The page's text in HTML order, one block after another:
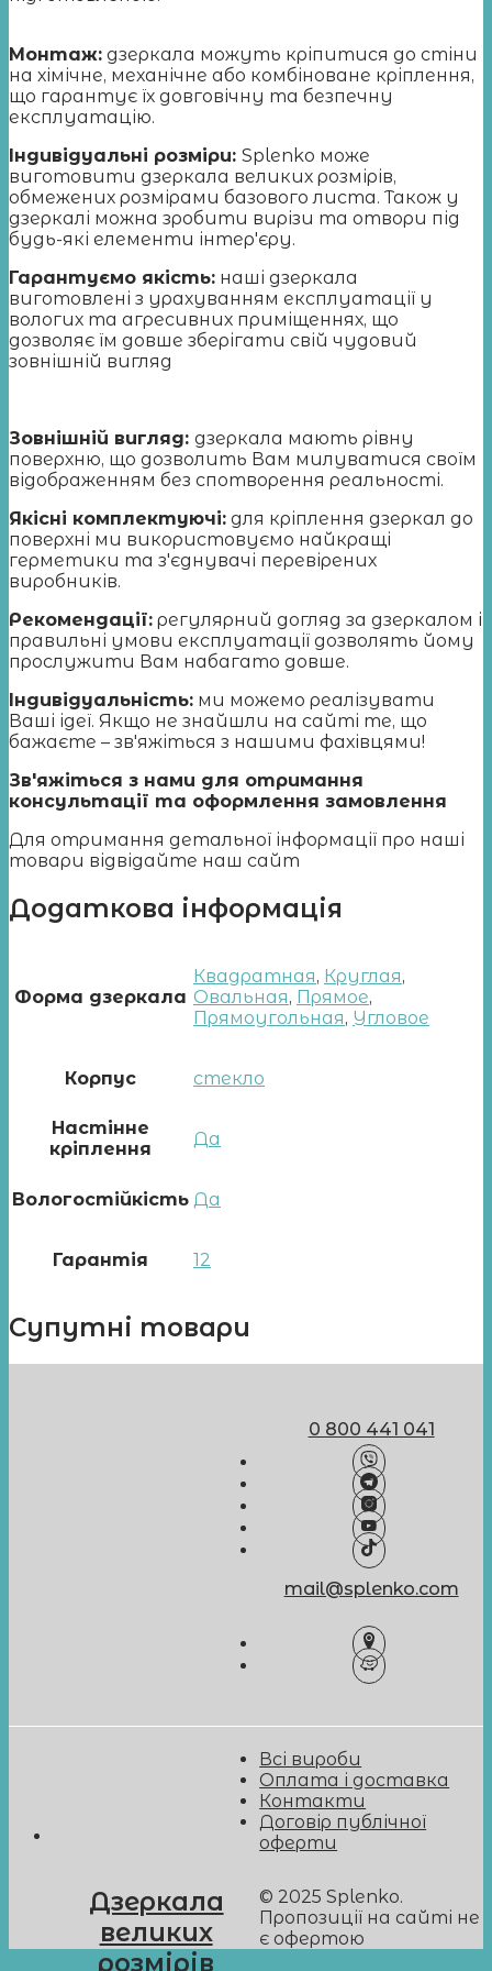
Монтаж: дзеркала можуть кріпитися до стіни
на хімічне, механічне або комбіноване кріплення,
що гарантує їх довговічну та безпечну
експлуатацію.
Індивідуальні розміри: Splenko може
виготовити дзеркала великих розмірів,
обмежених розмірами базового листа. Також у
дзеркалі можна зробити вирізи та отвори під
будь-які елементи інтер'єру.
Гарантуємо якість: наші дзеркала
виготовлені з урахуванням експлуатації у
вологих та агресивних приміщеннях, що
дозволяє їм довше зберігати свій чудовий
зовнішній вигляд
Зовнішній вигляд: дзеркала мають рівну
поверхню, що дозволить Вам милуватися своїм
відображенням без спотворення реальності.
Якісні комплектуючі: для кріплення дзеркал до
поверхні ми використовуємо найкращі
герметики та з'єднувачі перевірених
виробників.
Рекомендації: регулярний догляд за дзеркалом і
правильні умови експлуатації дозволять йому
прослужити Вам набагато довше.
Індивідуальність: ми можемо реалізувати
Ваші ідеї. Якщо не знайшли на сайті те, що
бажаєте – зв'яжіться з нашими фахівцями!
Зв'яжіться з нами для отримання
консультації та оформлення замовлення
Для отримання детальної інформації про наші
товари відвідайте наш сайт
Додаткова інформація
Форма дзеркала
Квадратная, Круглая,
Овальная, Прямое,
Прямоугольная, Угловое
Корпус стекло
Настінне
кріплення
Да
Вологостійкість Да
Гарантія 12
Супутні товари
Дзеркала
великих
розмірів
0 800 441 041
mail@splenko.com
Всі вироби
Оплата і доставка
Контакти
Договір публічної
оферти
© 2025 Splenko.
Пропозиції на сайті не
є офертою